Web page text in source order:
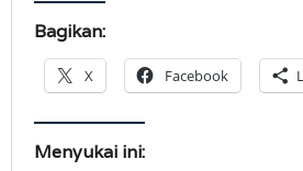
Bagikan:
X Facebook
Menyukai ini: